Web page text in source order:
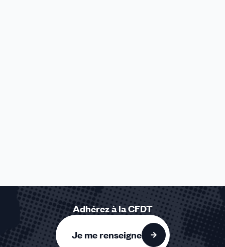
Adhérez à la CFDT
Je me renseigne